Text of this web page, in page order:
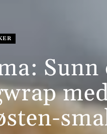
Sunn